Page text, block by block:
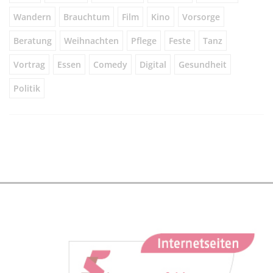
Wandern Brauchtum Film Kino Vorsorge
Beratung Weihnachten Pflege Feste Tanz
Vortrag Essen Comedy Digital Gesundheit
Politik